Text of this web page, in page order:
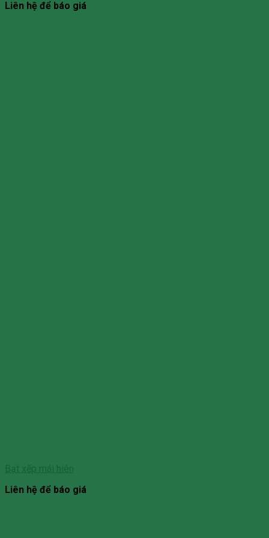
Liên hệ để báo giá
Bạt xếp mái hiên
Liên hệ để báo giá